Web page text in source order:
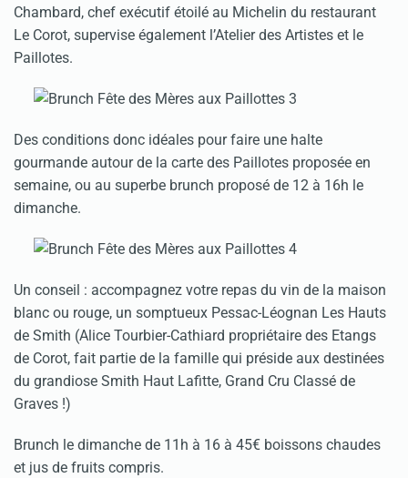
Chambard, chef exécutif étoilé au Michelin du restaurant
Le Corot, supervise également l’Atelier des Artistes et le
Paillotes.
Des conditions donc idéales pour faire une halte
gourmande autour de la carte des Paillotes proposée en
semaine, ou au superbe brunch proposé de 12 à 16h le
dimanche.
Un conseil : accompagnez votre repas du vin de la maison
blanc ou rouge, un somptueux Pessac-Léognan Les Hauts
de Smith (Alice Tourbier-Cathiard propriétaire des Etangs
de Corot, fait partie de la famille qui préside aux destinées
du grandiose Smith Haut Lafitte, Grand Cru Classé de
Graves !)
Brunch le dimanche de 11h à 16 à 45€ boissons chaudes
et jus de fruits compris.